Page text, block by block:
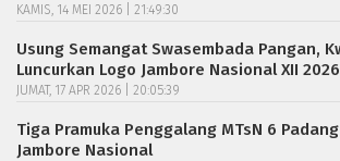
KAMIS, 14 MEI 2026 | 21:49:30
Usung Semangat Swasembada Pangan,
Luncurkan Logo Jambore Nasional XII 2026
JUMAT, 17 APR 2026 | 20:05:39
Tiga Pramuka Penggalang MTsN 6
Jambore Nasional